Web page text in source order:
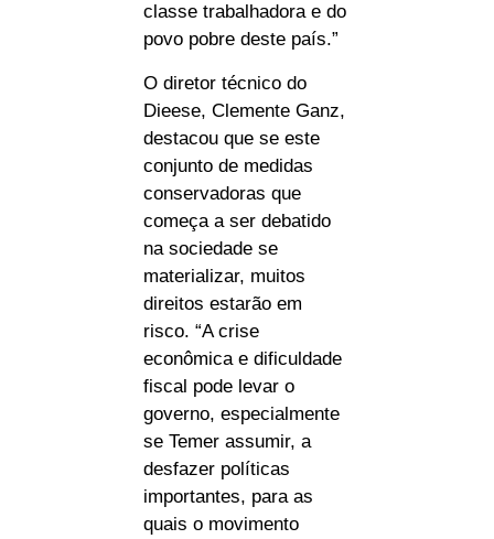
classe trabalhadora e do
povo pobre deste país.”
O diretor técnico do
Dieese, Clemente Ganz,
destacou que se este
conjunto de medidas
conservadoras que
começa a ser debatido
na sociedade se
materializar, muitos
direitos estarão em
risco. “A crise
econômica e dificuldade
fiscal pode levar o
governo, especialmente
se Temer assumir, a
desfazer políticas
importantes, para as
quais o movimento